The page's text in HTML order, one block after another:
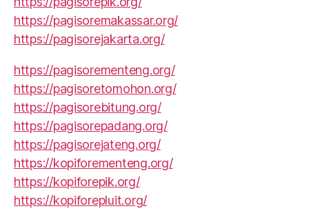
https://pagisoremakassar.org/
https://pagisorejakarta.org/
https://pagisorementeng.org/
https://pagisoretomohon.org/
https://pagisorebitung.org/
https://pagisorepadang.org/
https://pagisorejateng.org/
https://kopiforementeng.org/
https://kopiforepik.org/
https://kopiforepluit.org/